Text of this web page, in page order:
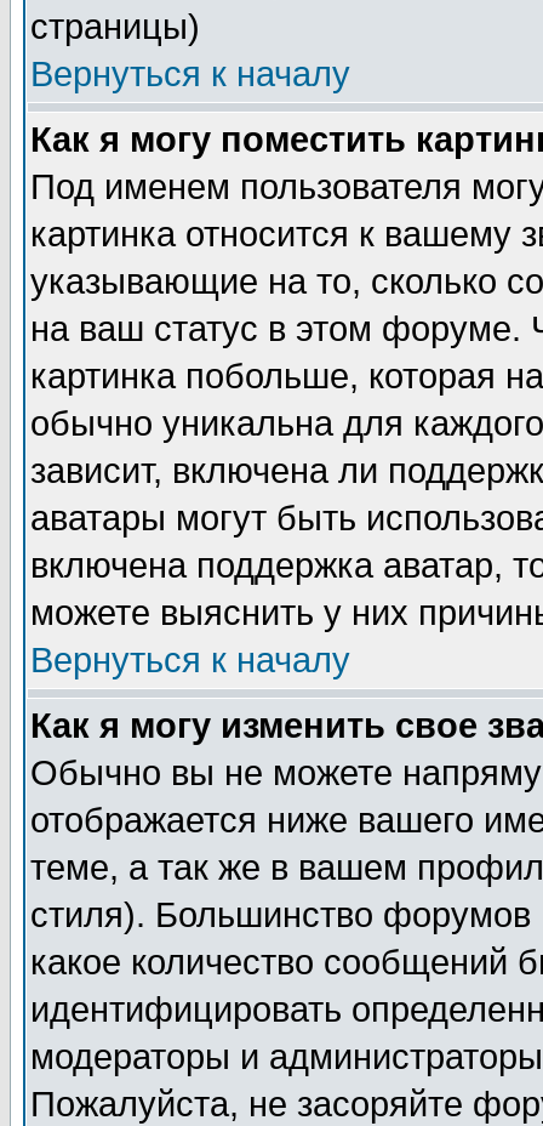
страницы)
Вернуться к началу
Как я могу поместить
Под именем пользователя
картинка относится к вашему
указывающие на то, сколько
на ваш статус в этом форуме.
картинка побольше, которая
обычно уникальна для
зависит, включена ли
аватары могут быть
включена поддержка аватар,
можете выяснить у них
Вернуться к началу
Как я могу изменить свое
Обычно вы не можете
отображается ниже вашего
теме, а так же в вашем
стиля). Большинство форумов
какое количество сообщений
идентифицировать
модераторы и
Пожалуйста, не засоряйте